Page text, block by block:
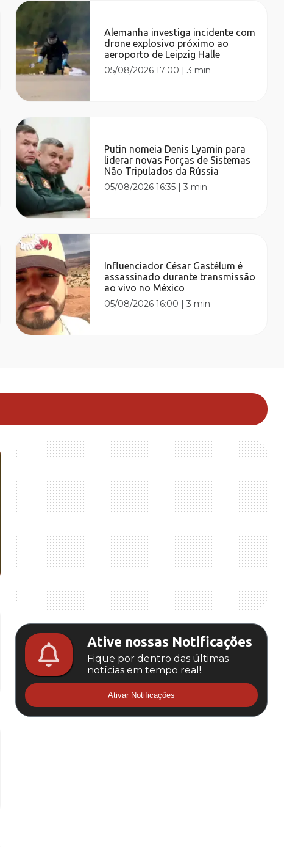
Alemanha investiga incidente com
drone explosivo próximo ao
aeroporto de Leipzig Halle
05/08/2026 17:00 |3 min
Putin nomeia Denis Lyamin para
liderar novas Forças de Sistemas
Não Tripulados da Rússia
05/08/2026 16:35 |3 min
Influenciador César Gastélum é
assassinado durante transmissão
ao vivo no México
05/08/2026 16:00 |3 min
Ative nossas Notificações
Fique por dentro das últimas
notícias em tempo real!
Ativar Notificações